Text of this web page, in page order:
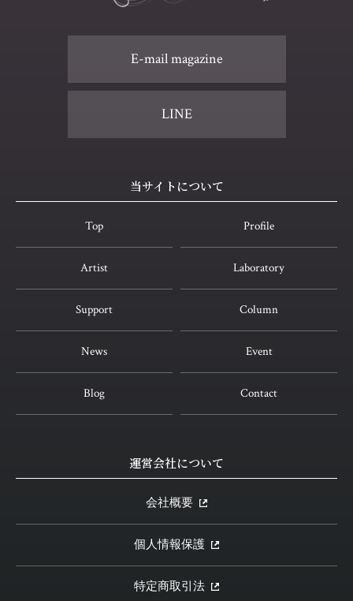
E-mail magazine
LINE
当サイトについて
Top Profile
Artist Laboratory
Support Column
News Event
Blog Contact
運営会社について
会社概要
個人情報保護
特定商取引法